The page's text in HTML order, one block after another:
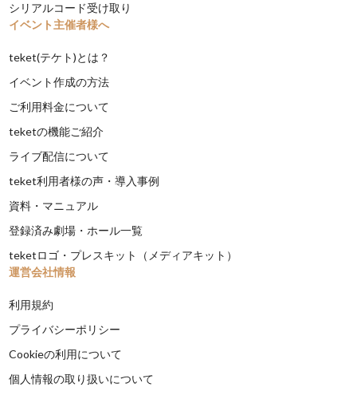
シリアルコード受け取り
イベント主催者様へ
teket(テケト)とは？
イベント作成の方法
ご利用料金について
teketの機能ご紹介
ライブ配信について
teket利用者様の声・導入事例
資料・マニュアル
登録済み劇場・ホール一覧
teketロゴ・プレスキット（メディアキット）
運営会社情報
利用規約
プライバシーポリシー
Cookieの利用について
個人情報の取り扱いについて